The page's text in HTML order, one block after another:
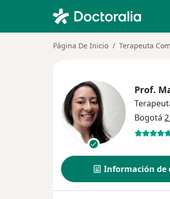
Página De Inicio Terapeuta
Prof.
Bogotá
Información de